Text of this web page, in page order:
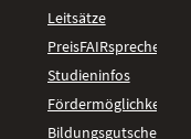
Leitsätze
PreisFAIRsprechen
Studieninfos
Fördermöglichkeiten
Bildungsgutschein